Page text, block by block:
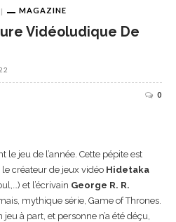
MAGAZINE
Vidéoludique De
0
le jeu de l’année. Cette pépite est
créateur de jeux vidéo Hidetaka
et l’écrivain George R. R.
mythique série, Game of Thrones.
à part, et personne n’a été déçu,